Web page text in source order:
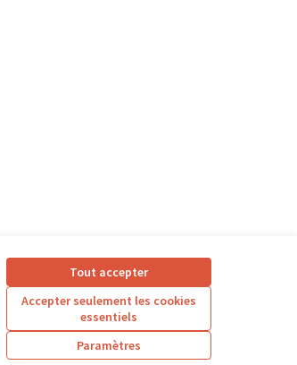
Tout accepter
Accepter seulement les cookies
essentiels
Paramètres